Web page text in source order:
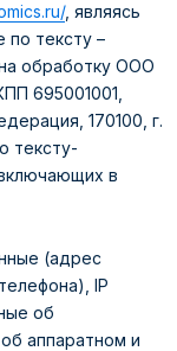
, являясь
тексту –
обработку ООО
695001001,
170100, г.
тексту-
в
(адрес
IP
об
аппаратном и